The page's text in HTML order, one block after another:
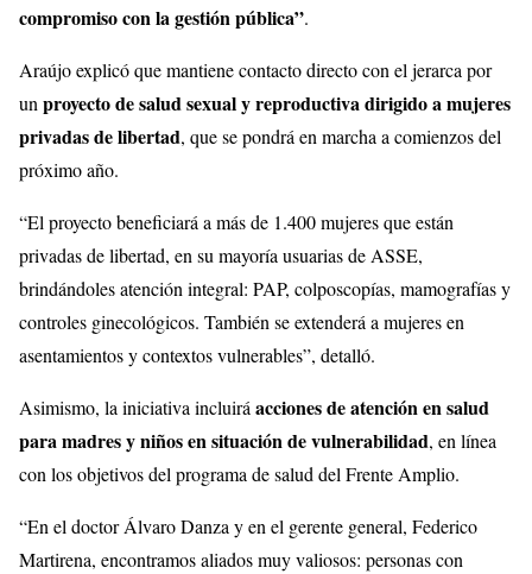
compromiso con la gestión pública”.
Araújo explicó que mantiene contacto directo con el jerarca por
un proyecto de salud sexual y reproductiva dirigido a mujeres
privadas de libertad, que se pondrá en marcha a comienzos del
próximo año.
“El proyecto beneficiará a más de 1.400 mujeres que están
privadas de libertad, en su mayoría usuarias de ASSE,
brindándoles atención integral: PAP, colposcopías, mamografías y
controles ginecológicos. También se extenderá a mujeres en
asentamientos y contextos vulnerables”, detalló.
Asimismo, la iniciativa incluirá acciones de atención en salud
para madres y niños en situación de vulnerabilidad, en línea
con los objetivos del programa de salud del Frente Amplio.
“En el doctor Álvaro Danza y en el gerente general, Federico
Martirena, encontramos aliados muy valiosos: personas con